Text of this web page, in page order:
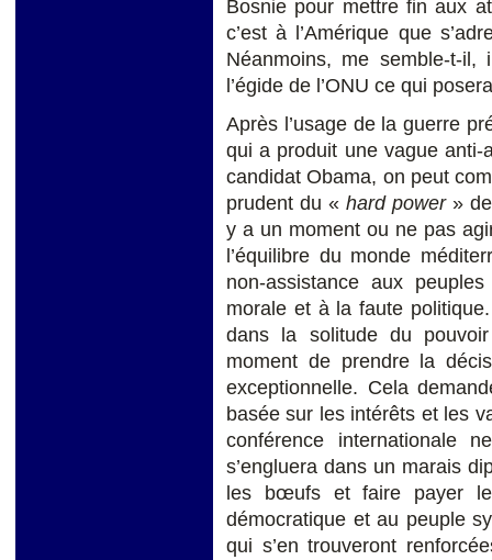
Bosnie pour mettre fin aux
c’est à l’Amérique que
Néanmoins, me semble-t-
l’égide de l’ONU ce qui
Après l’usage de la guerre
qui a produit une vague
candidat Obama, on peut
prudent du « hard power» de
y a un moment ou ne pas
l’équilibre du monde
non-assistance aux
morale et à la faute
dans la solitude du
moment de prendre la
exceptionnelle. Cela
basée sur les intérêts et les
conférence internationale
s’engluera dans un marais
les bœufs et faire payer le
démocratique et au peuple
qui s’en trouveront